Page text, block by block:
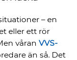
– en
eller ett rör
våranVVS-
än så. Det